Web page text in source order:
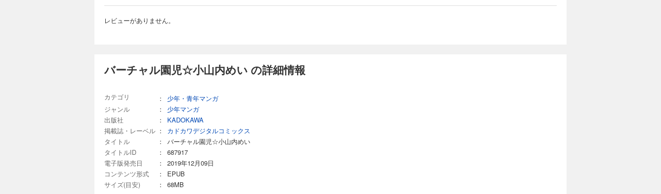
レビューがありません。
バーチャル園児☆小山内めい の詳細情報
カテゴリ ：
少年・青年マンガ
ジャンル
：
少年マンガ
出版社
：
KADOKAWA
掲載誌・レーベル ：
カドカワデジタルコミックス
タイトル
：
バーチャル園児☆小山内めい
タイトルID
：
687917
電子版発売日
：
2019年12月09日
コンテンツ形式
：
EPUB
サイズ(目安)
： 68MB